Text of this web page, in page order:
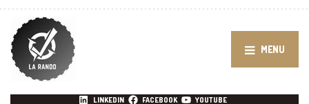
MENU
LINKEDIN FACEBOOK YOUTUBE